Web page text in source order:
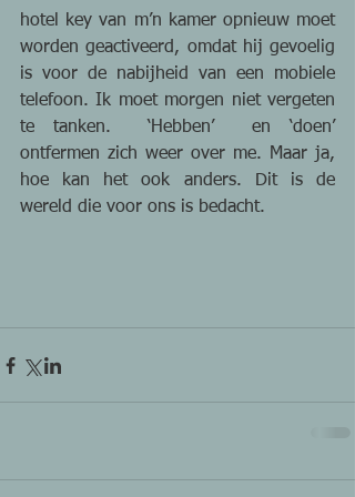
hotel key van m’n kamer opnieuw moet
worden geactiveerd, omdat hij gevoelig
is voor de nabijheid van een mobiele
telefoon. Ik moet morgen niet vergeten
te tanken.  ‘Hebben’  en ‘doen’
ontfermen zich weer over me. Maar ja,
hoe kan het ook anders. Dit is de
wereld die voor ons is bedacht.